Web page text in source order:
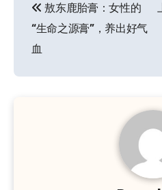
章
导
航
敖东鹿胎膏：女性的
“生命之源膏”，养出好气
血